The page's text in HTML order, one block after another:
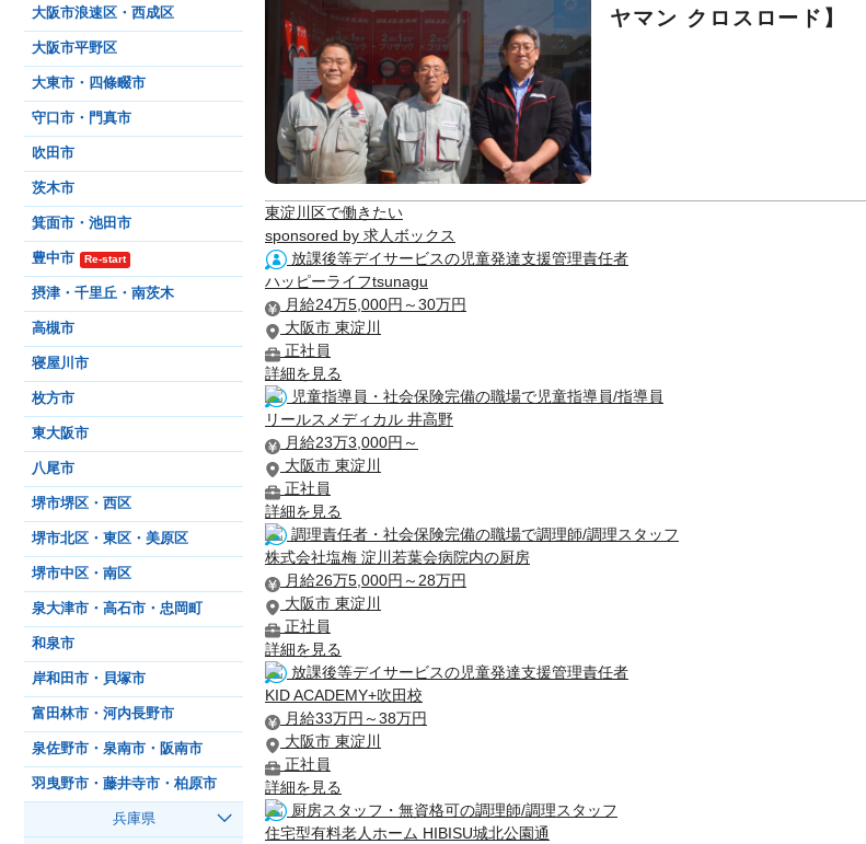
ヤマン クロスロード】
東淀川区で働きたい
sponsored by 求人ボックス
放課後等デイサービスの児童発達支援管理責任者
ハッピーライフtsunagu
月給24万5,000円～30万円
大阪市 東淀川
正社員
詳細を見る
児童指導員・社会保険完備の職場で児童指導員/指導員
リールスメディカル 井高野
月給23万3,000円～
大阪市 東淀川
正社員
詳細を見る
調理責任者・社会保険完備の職場で調理師/調理スタッフ
株式会社塩梅 淀川若葉会病院内の厨房
月給26万5,000円～28万円
大阪市 東淀川
正社員
詳細を見る
放課後等デイサービスの児童発達支援管理責任者
KID ACADEMY+吹田校
月給33万円～38万円
大阪市 東淀川
正社員
詳細を見る
厨房スタッフ・無資格可の調理師/調理スタッフ
住宅型有料老人ホーム HIBISU城北公園通
大阪市浪速区・西成区
大阪市平野区
大東市・四條畷市
守口市・門真市
吹田市
茨木市
箕面市・池田市
豊中市 Re-start
摂津・千里丘・南茨木
高槻市
寝屋川市
枚方市
東大阪市
八尾市
堺市堺区・西区
堺市北区・東区・美原区
堺市中区・南区
泉大津市・高石市・忠岡町
和泉市
岸和田市・貝塚市
富田林市・河内長野市
泉佐野市・泉南市・阪南市
羽曳野市・藤井寺市・柏原市
兵庫県